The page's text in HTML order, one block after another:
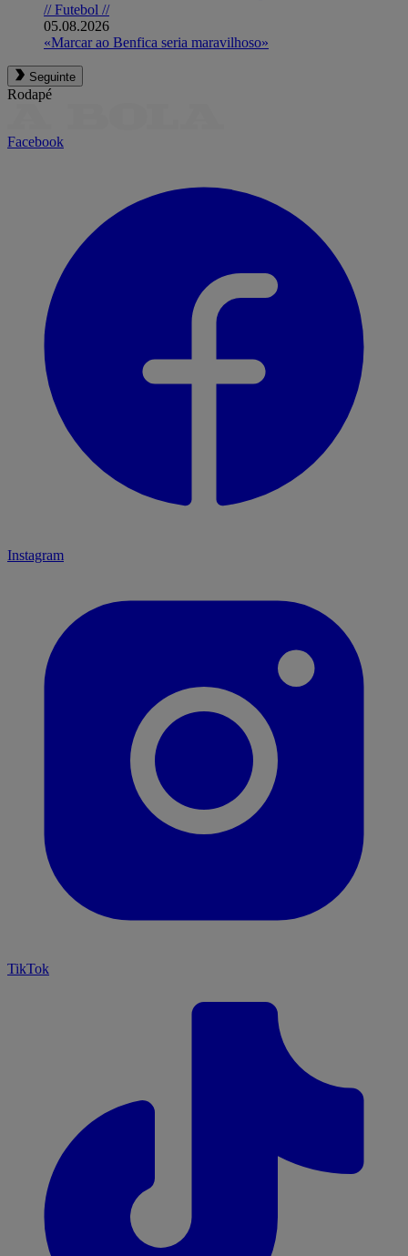
// Futebol //
05.08.2026
«Marcar ao Benfica seria maravilhoso»
Seguinte
Rodapé
Facebook
Instagram
TikTok